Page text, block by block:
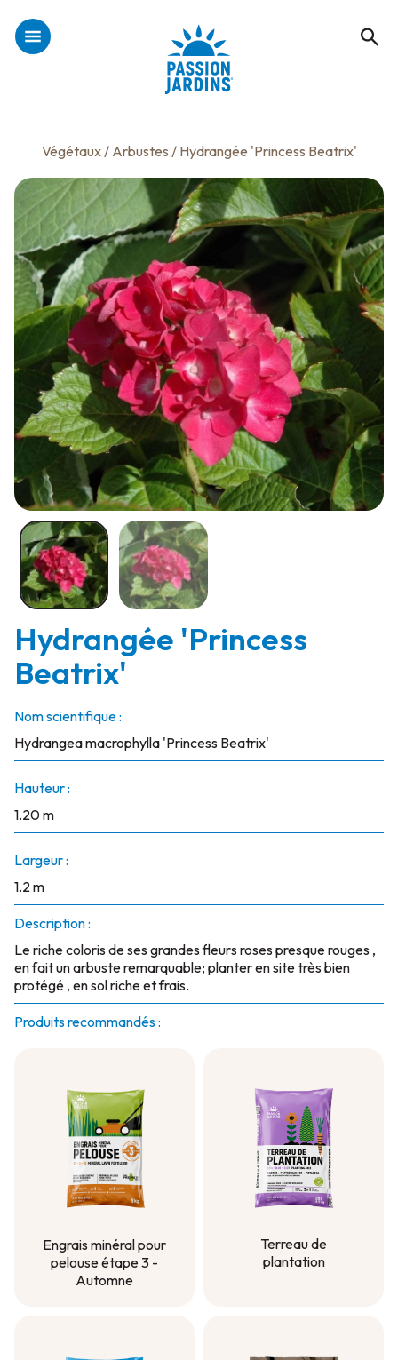
Végétaux/ Arbustes / Hydrangée 'Princess Beatrix'
Hydrangée 'Princess
Beatrix'
Nom scientifique :
Hydrangea macrophylla 'Princess Beatrix'
Hauteur :
1.20 m
Largeur :
1.2 m
Description :
Le riche coloris de ses grandes fleurs roses presque rouges ,
en fait un arbuste remarquable; planter en site très bien
protégé , en sol riche et frais.
Produits recommandés :
Engrais minéral pour
pelouse étape 3 -
Automne
Terreau de
plantation